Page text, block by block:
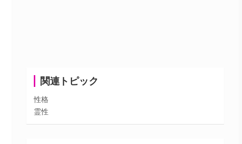
関連トピック
性格
霊性